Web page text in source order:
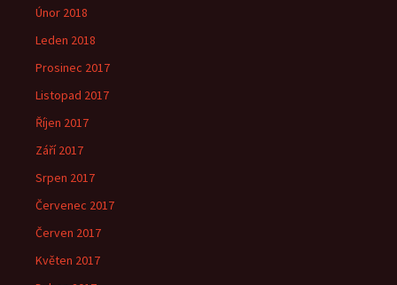
Únor 2018
Leden 2018
Prosinec 2017
Listopad 2017
Říjen 2017
Září 2017
Srpen 2017
Červenec 2017
Červen 2017
Květen 2017